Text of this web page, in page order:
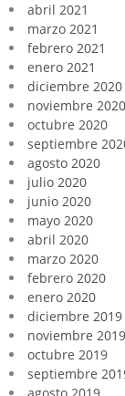
abril 2021
marzo 2021
febrero 2021
enero 2021
diciembre 2020
noviembre 2020
octubre 2020
septiembre
agosto 2020
julio 2020
junio 2020
mayo 2020
abril 2020
marzo 2020
febrero 2020
enero 2020
diciembre 2019
noviembre 2019
octubre 2019
septiembre